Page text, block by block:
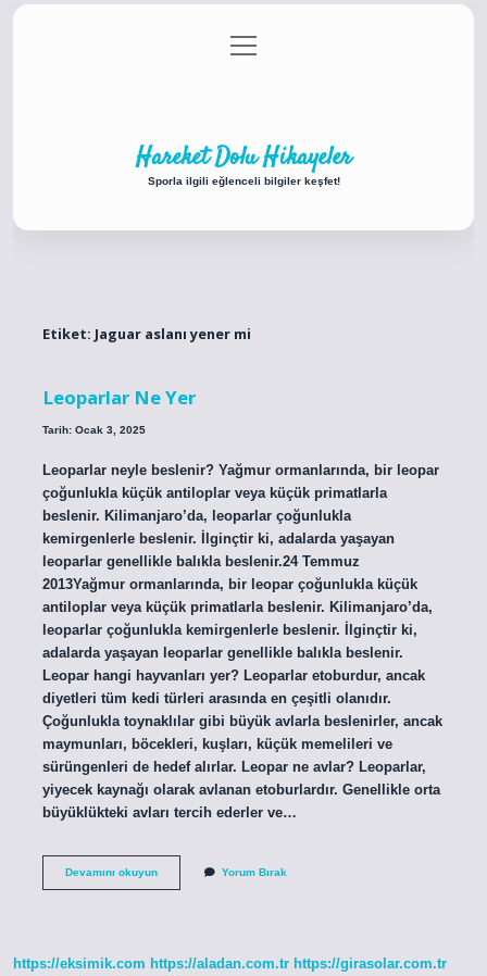
Gizlilik Politikası
menüyü
aç
Hareket Dolu Hikayeler
Sporla ilgili eğlenceli bilgiler keşfet!
Etiket: Jaguar aslanı yener mi
Leoparlar Ne Yer
Tarih: Ocak 3, 2025
Leoparlar neyle beslenir? Yağmur ormanlarında, bir leopar
çoğunlukla küçük antiloplar veya küçük primatlarla
beslenir. Kilimanjaro’da, leoparlar çoğunlukla
kemirgenlerle beslenir. İlginçtir ki, adalarda yaşayan
leoparlar genellikle balıkla beslenir.24 Temmuz
2013Yağmur ormanlarında, bir leopar çoğunlukla küçük
antiloplar veya küçük primatlarla beslenir. Kilimanjaro’da,
leoparlar çoğunlukla kemirgenlerle beslenir. İlginçtir ki,
adalarda yaşayan leoparlar genellikle balıkla beslenir.
Leopar hangi hayvanları yer? Leoparlar etoburdur, ancak
diyetleri tüm kedi türleri arasında en çeşitli olanıdır.
Çoğunlukla toynaklılar gibi büyük avlarla beslenirler, ancak
maymunları, böcekleri, kuşları, küçük memelileri ve
sürüngenleri de hedef alırlar. Leopar ne avlar? Leoparlar,
yiyecek kaynağı olarak avlanan etoburlardır. Genellikle orta
büyüklükteki avları tercih ederler ve…
Devamını okuyunLeoparlar
Yorum Bırak
https://eksimik.com https://aladan.com.tr https://girasolar.com.tr